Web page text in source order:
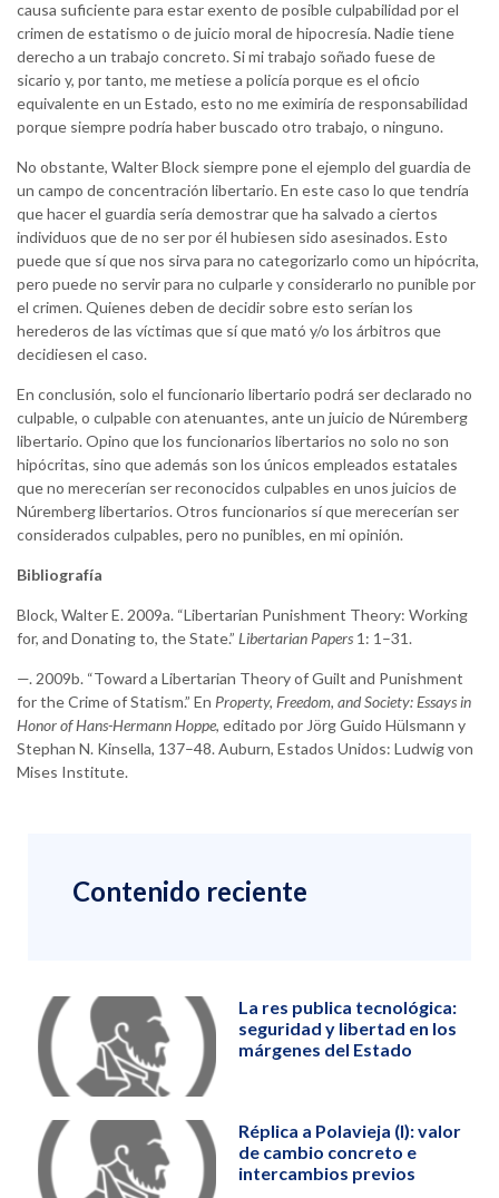
causa suficiente para estar exento de posible culpabilidad por el
crimen de estatismo o de juicio moral de hipocresía. Nadie tiene
derecho a un trabajo concreto. Si mi trabajo soñado fuese de
sicario y, por tanto, me metiese a policía porque es el oficio
equivalente en un Estado, esto no me eximiría de responsabilidad
porque siempre podría haber buscado otro trabajo, o ninguno.
No obstante, Walter Block siempre pone el ejemplo del guardia de
un campo de concentración libertario. En este caso lo que tendría
que hacer el guardia sería demostrar que ha salvado a ciertos
individuos que de no ser por él hubiesen sido asesinados. Esto
puede que sí que nos sirva para no categorizarlo como un hipócrita,
pero puede no servir para no culparle y considerarlo no punible por
el crimen. Quienes deben de decidir sobre esto serían los
herederos de las víctimas que sí que mató y/o los árbitros que
decidiesen el caso.
En conclusión, solo el funcionario libertario podrá ser declarado no
culpable, o culpable con atenuantes, ante un juicio de Núremberg
libertario. Opino que los funcionarios libertarios no solo no son
hipócritas, sino que además son los únicos empleados estatales
que no merecerían ser reconocidos culpables en unos juicios de
Núremberg libertarios. Otros funcionarios sí que merecerían ser
considerados culpables, pero no punibles, en mi opinión.
Bibliografía
Block, Walter E. 2009a. “Libertarian Punishment Theory: Working
for, and Donating to, the State.” Libertarian Papers 1: 1–31.
—. 2009b. “Toward a Libertarian Theory of Guilt and Punishment
for the Crime of Statism.” En Property, Freedom, and Society: Essays in
Honor of Hans-Hermann Hoppe, editado por Jörg Guido Hülsmann y
Stephan N. Kinsella, 137–48. Auburn, Estados Unidos: Ludwig von
Mises Institute.
Contenido reciente
La res publica tecnológica:
seguridad y libertad en los
márgenes del Estado
Réplica a Polavieja (I): valor
de cambio concreto e
intercambios previos